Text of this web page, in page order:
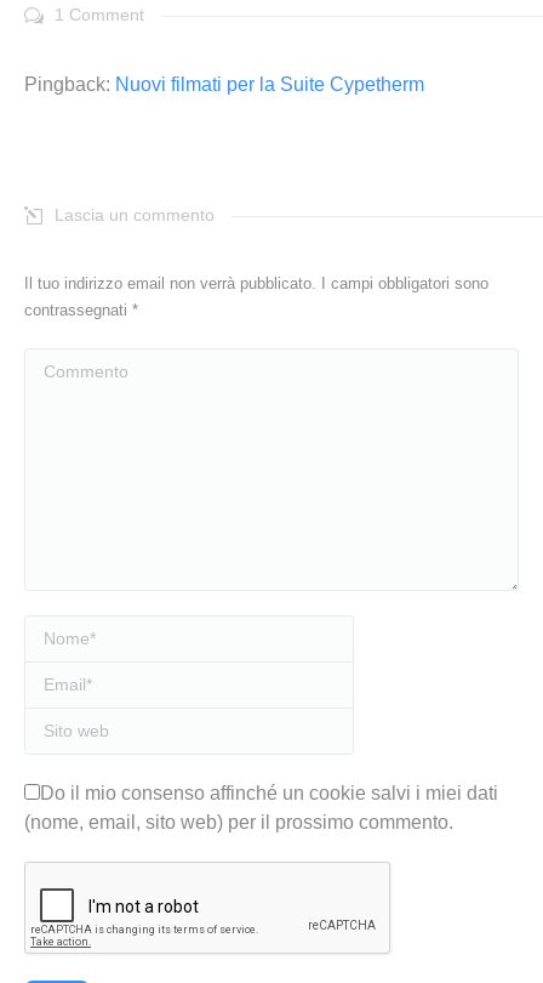
1 Comment
Pingback: Nuovi filmati per la Suite Cypetherm
Lascia un commento
Il tuo indirizzo email non verrà pubblicato. I campi obbligatori sono
contrassegnati *
Nome *
Email *
Sito web
Do il mio consenso affinché un cookie salvi i miei dati
(nome, email, sito web) per il prossimo commento.